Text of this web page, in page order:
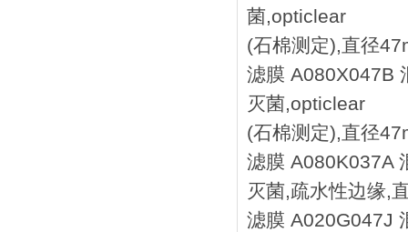
菌,opticlear
(石棉测定),直径
滤膜 A080X047B
灭菌,opticlear
(石棉测定),直径
滤膜 A080K037A
灭菌,疏水性边缘,
滤膜 A020G047J